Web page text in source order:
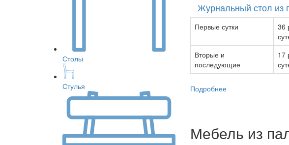
Столы
Стулья
Журнальный стол из
Первые сутки
36
Вторые и
последующие
17
Подробнее
Мебель из